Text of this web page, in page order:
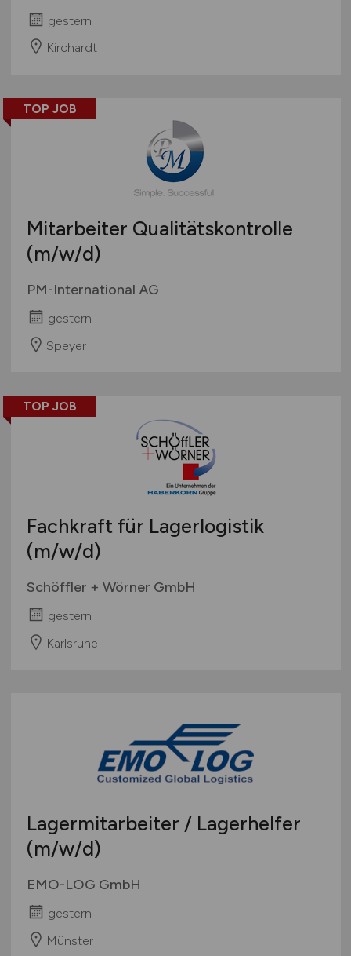
gestern
Kirchardt
TOP JOB
Mitarbeiter Qualitätskontrolle
(m/w/d)
PM-International AG
gestern
Speyer
TOP JOB
Fachkraft für Lagerlogistik
(m/w/d)
Schöffler + Wörner GmbH
gestern
Karlsruhe
Lagermitarbeiter / Lagerhelfer
(m/w/d)
EMO-LOG GmbH
gestern
Münster